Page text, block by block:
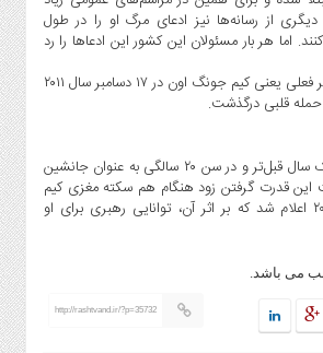
از رسانه‌ها نیز ادعای مرگ او را در طول
اما هر بار مسئولان این کشور این ادعا‌ها را رد
کیم جونگ ایل، پدر رهبر فعلی یعنی کیم جونگ اون در ۱۷ دسامبر سال ۲۰۱۱
البته کیم جونگ اون یک سال قبل‌تر و در سن ۲۰ سالگی به عنوان جانشین
قدرت گرفتن زود هنگام هم سکته مغزی کیم
جونگ ایل در سال ۲۰۰۸ اعلام شد که بر اثر آن، توانایی رهبری برای او
می باشد.
http://rashtvand.ir/?p=35732